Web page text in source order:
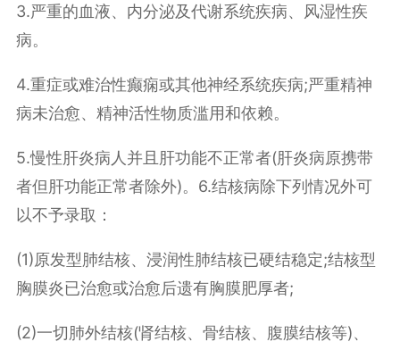
3.严重的血液、内分泌及代谢系统疾病、风湿性疾
病。
4.重症或难治性癫痫或其他神经系统疾病;严重精神
病未治愈、精神活性物质滥用和依赖。
5.慢性肝炎病人并且肝功能不正常者(肝炎病原携带
者但肝功能正常者除外)。6.结核病除下列情况外可
以不予录取：
(1)原发型肺结核、浸润性肺结核已硬结稳定;结核型
胸膜炎已治愈或治愈后遗有胸膜肥厚者;
(2)一切肺外结核(肾结核、骨结核、腹膜结核等)、